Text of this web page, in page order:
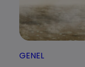
GENEL